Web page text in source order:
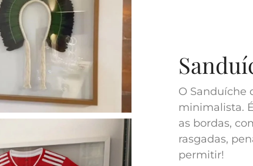
O Sanduíche
minimalista.
as bordas,
rasgadas,
permitir!